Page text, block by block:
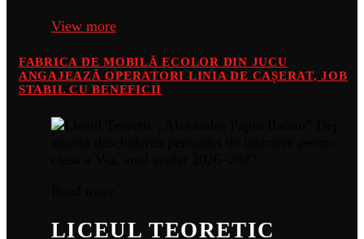
View more
FABRICA DE MOBILĂ ECOLOR DIN JUCU
ANGAJEAZĂ OPERATORI LINIA DE CAȘERAT, JOB
STABIL CU BENEFICII
LICEUL TEORETIC